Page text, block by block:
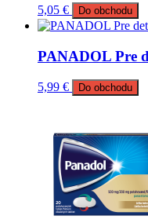
5,05 € Do obchodu
PANADOL Pre
5,99 € Do obchodu